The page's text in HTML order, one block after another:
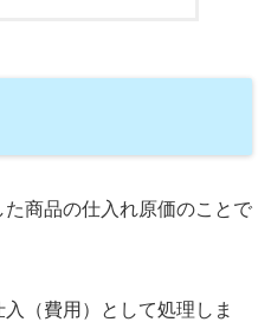
商品の仕入れ原価のことで
（費用）として処理しま